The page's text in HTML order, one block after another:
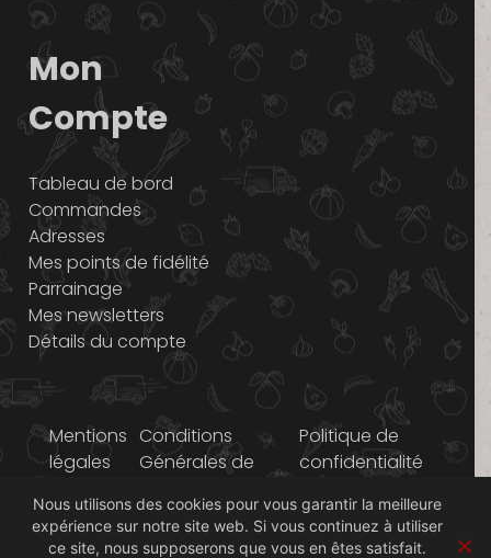
Mon
Compte
Tableau de bord
Commandes
Adresses
Mes points de fidélité
Parrainage
Mes newsletters
Détails du compte
© 2014-2026 Graines
Mentions
légales
Conditions
Générales de
Politique de
confidentialité
Nous utilisons des cookies pour vous garantir la meilleure
expérience sur notre site web. Si vous continuez à utiliser
ce site, nous supposerons que vous en êtes satisfait.